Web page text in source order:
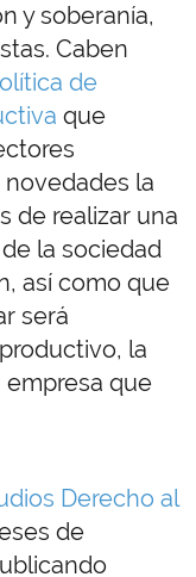
y soberanía,
Caben
de
que
la
de realizar una
la sociedad
así como que
será
la
empresa que
Derecho al
de